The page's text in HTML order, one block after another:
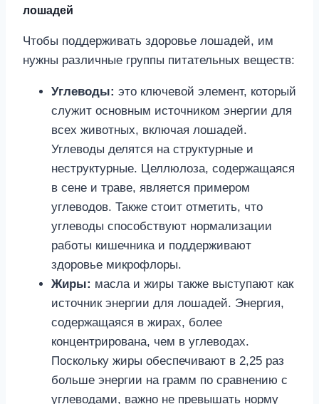
лошадей
Чтобы поддерживать здоровье лошадей, им
нужны различные группы питательных веществ:
Углеводы: это ключевой элемент, который
служит основным источником энергии для
всех животных, включая лошадей.
Углеводы делятся на структурные и
неструктурные. Целлюлоза, содержащаяся
в сене и траве, является примером
углеводов. Также стоит отметить, что
углеводы способствуют нормализации
работы кишечника и поддерживают
здоровье микрофлоры.
Жиры: масла и жиры также выступают как
источник энергии для лошадей. Энергия,
содержащаяся в жирах, более
концентрирована, чем в углеводах.
Поскольку жиры обеспечивают в 2,25 раз
больше энергии на грамм по сравнению с
углеводами, важно не превышать норму